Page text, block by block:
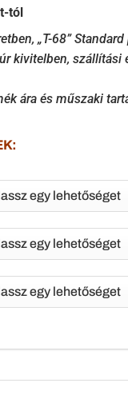
tól
„T-68”
kivitelben, szállítási
ára és műszaki